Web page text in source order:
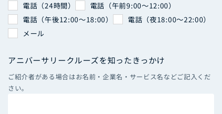
電話（24時間）
電話（午前9:00〜12:00）
電話（午後12:00〜18:00）
電話（夜18:00〜22:00）
メール
アニバーサリークルーズを知ったきっかけ
ご紹介者がある場合はお名前・企業名・サービス名などご記入くだ
さい。